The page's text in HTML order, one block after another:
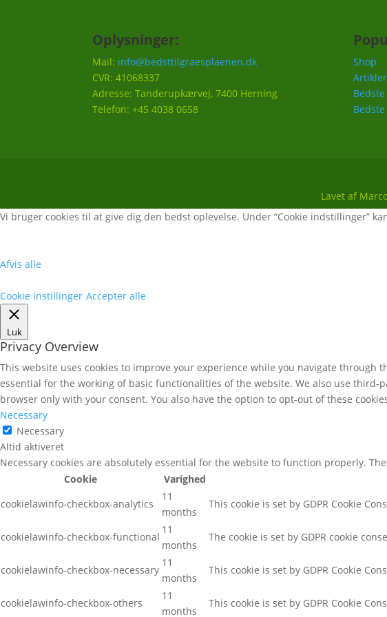
Oplysninger:
Mail: info@bedsttilgraesplaenen.dk
CVR: 41068337
Adresse: Tanderupkærvej, 7400 Herning
Telefon: +45 4038 0658
Shop
Artikler
Lavet af
Vi bruger cookies til at give dig den bedst oplevelse. Under “Cookie indstillinger”
Afvis alle
Cookie instillinger Accepter alle
Luk
Privacy Overview
This website uses cookies to improve your experience while you navigate through
essential for the working of basic functionalities of the website. We also use
browser only with your consent. You also have the option to opt-out of these
Necessary
Necessary
Altid aktiveret
Necessary cookies are absolutely essential for the website to function properly.
Cookie
Varighed
cookielawinfo-checkbox-analytics
11
months
This cookie is set by GDPR Cookie
cookielawinfo-checkbox-functional
11
months
The cookie is set by GDPR cookie
cookielawinfo-checkbox-necessary
11
months
This cookie is set by GDPR Cookie
cookielawinfo-checkbox-others
11
months
This cookie is set by GDPR Cookie